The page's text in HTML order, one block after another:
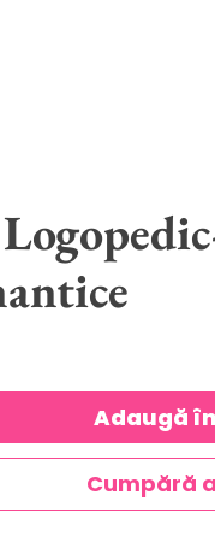
Adaugă
Cumpără